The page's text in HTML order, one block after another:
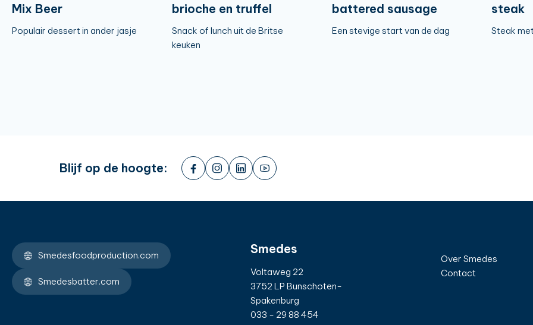
Mix Beer
Populair dessert in ander jasje
brioche en truffel
Snack of lunch uit de Britse
keuken
battered sausage
Een stevige start van de dag
steak
Steak
Blijf op de hoogte:
Smedesfoodproduction.com
Smedesbatter.com
Smedes
Voltaweg 22
3752 LP Bunschoten-
Spakenburg
033 - 29 88 454
Over Smedes
Contact